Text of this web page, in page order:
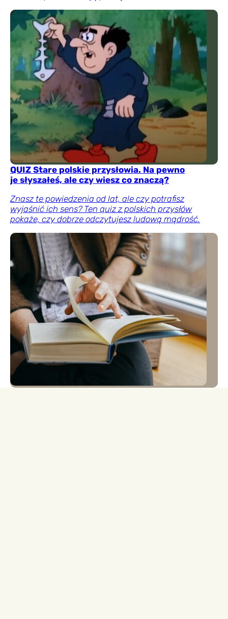
QUIZ Stare polskie przysłowia. Na pewno
je słyszałeś, ale czy wiesz co znaczą?
Znasz te powiedzenia od lat, ale czy potrafisz
wyjaśnić ich sens? Ten quiz z polskich przysłów
pokaże, czy dobrze odczytujesz ludową mądrość.